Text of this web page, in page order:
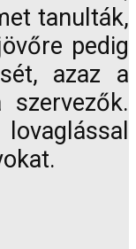
tanulták,
pedig
azaz a